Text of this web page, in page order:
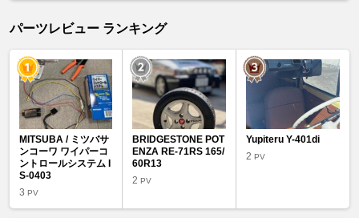
パーツレビュー ランキング
MITSUBA / ミツバサ
ンコーワ ワイパーコ
ントロールシステム I
S-0403
3 PV
BRIDGESTONE POT
ENZA RE-71RS 165/
60R13
2PV
Yupiteru Y-401di
2 PV